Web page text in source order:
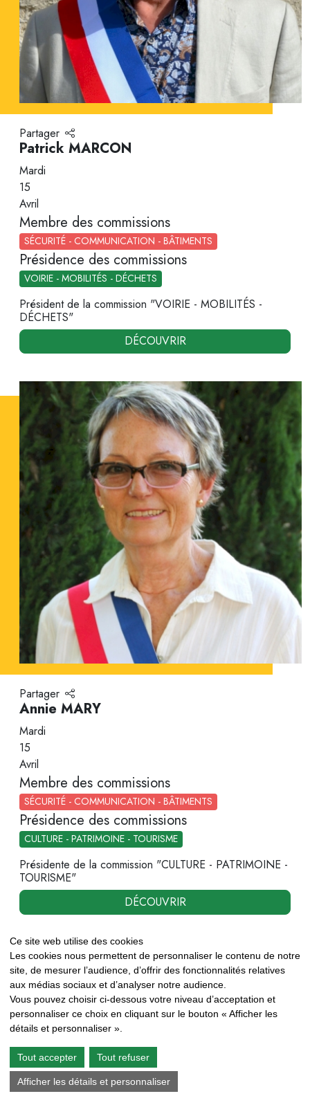
Ce site web utilise des cookies
Les cookies nous permettent de personnaliser le contenu de notre
site, de mesurer l’audience, d’offrir des fonctionnalités relatives
aux médias sociaux et d’analyser notre audience.
Vous pouvez choisir ci-dessous votre niveau d’acceptation et
personnaliser ce choix en cliquant sur le bouton « Afficher les
détails et personnaliser ».
Tout accepter Tout refuser
Afficher les détails et personnaliser
Partager
Patrick MARCON
Mardi
15
Avril
Membre des commissions
SÉCURITÉ - COMMUNICATION - BÂTIMENTS
Présidence des commissions
VOIRIE - MOBILITÉS - DÉCHETS
Président de la commission "VOIRIE - MOBILITÉS -
DÉCHETS"
DÉCOUVRIR
Partager
Annie MARY
Mardi
15
Avril
Membre des commissions
SÉCURITÉ - COMMUNICATION - BÂTIMENTS
Présidence des commissions
CULTURE - PATRIMOINE - TOURISME
Présidente de la commission "CULTURE - PATRIMOINE -
TOURISME"
DÉCOUVRIR